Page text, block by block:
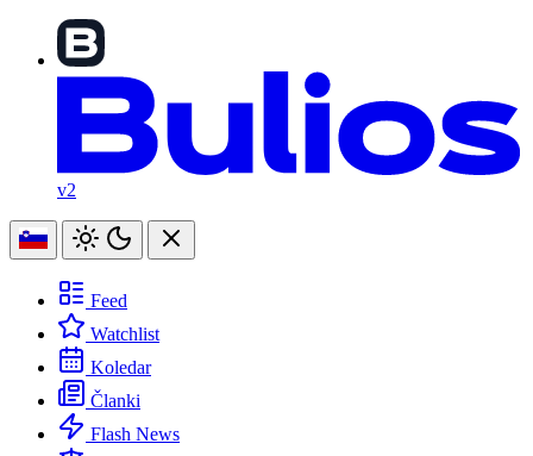
v2
Feed
Watchlist
Koledar
Članki
Flash News